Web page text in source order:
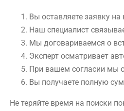
Вы оставляете заявку
Наш специалист
Мы договариваемся о
Эксперт осматривает
При вашем согласии мы
Вы получаете полную
Не теряйте время на поиски